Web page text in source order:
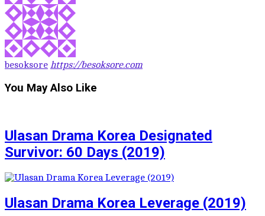
besoksore https://besoksore.com
You May Also Like
Ulasan Drama Korea Designated
Survivor: 60 Days (2019)
Ulasan Drama Korea Leverage (2019)